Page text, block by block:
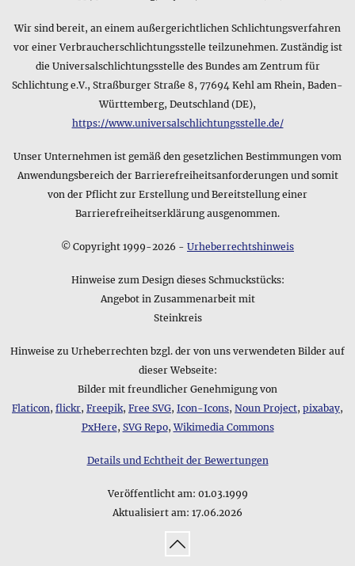
Bernsteintropfen in Honigfarbe und Cognac • Halskette?
Das Datenblatt des Herstellers nennt folgendes Material für
das Produkt Halskette • Bernsteintropfen in Honigfarbe und
Cognac: Tropfen in Honig und Cognac aus unbehandeltem
baltischem Bernstein; die Perlenkette auf einzeln
geknotetem Faden hat einen Schraubverschluss
Produkts Bernsteintropfen in Honigfarbe und Cognac •
Halskette?
Folgendermaßen lautet der Kurzeintrag im Datenblatt zum
Produkt Bernsteintropfen in Honigfarbe und Cognac •
Sie wie immer weiter oben im Detailbereich auf dieser
Wir sind bereit, an einem außergerichtlichen Schlichtungsverfahren
vor einer Verbraucherschlichtungsstelle teilzunehmen. Zuständig ist
die Universalschlichtungsstelle des Bundes am Zentrum für
Schlichtung e.V., Straßburger Straße 8, 77694 Kehl am Rhein, Baden-
Württemberg, Deutschland (DE),
https://www.universalschlichtungsstelle.de/
Unser Unternehmen ist gemäß den gesetzlichen Bestimmungen vom
Anwendungsbereich der Barrierefreiheitsanforderungen und somit
von der Pflicht zur Erstellung und Bereitstellung einer
Barrierefreiheitserklärung ausgenommen.
© Copyright 1999-2026 - Urheberrechtshinweis
Hinweise zum Design dieses Schmuckstücks:
Angebot in Zusammenarbeit mit
Steinkreis
Hinweise zu Urheberrechten bzgl. der von uns verwendeten Bilder auf
dieser Webseite:
Bilder mit freundlicher Genehmigung von
Flaticon, flickr, Freepik, Free SVG, Icon-Icons, Noun Project, pixabay,
PxHere, SVG Repo,Wikimedia Commons
Details und Echtheit der Bewertungen
Veröffentlicht am: 01.03.1999
Aktualisiert am: 17.06.2026
↑